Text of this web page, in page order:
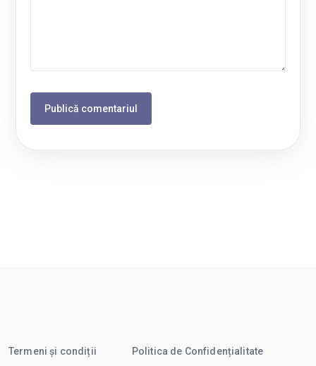
Termeni și condiții Politica de Confidențialitate